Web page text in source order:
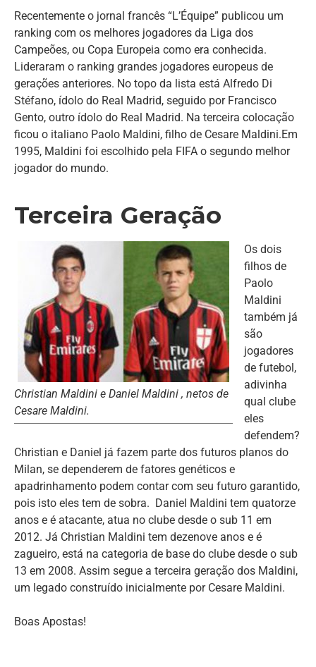
Recentemente o jornal francês “L’Équipe” publicou um
ranking com os melhores jogadores da Liga dos
Campeões, ou Copa Europeia como era conhecida.
Lideraram o ranking grandes jogadores europeus de
gerações anteriores. No topo da lista está Alfredo Di
Stéfano, ídolo do Real Madrid, seguido por Francisco
Gento, outro ídolo do Real Madrid. Na terceira colocação
ficou o italiano Paolo Maldini, filho de Cesare Maldini.Em
1995, Maldini foi escolhido pela FIFA o segundo melhor
jogador do mundo.
Terceira Geração
Christian Maldini e Daniel Maldini , netos de
Cesare Maldini.
Os dois
filhos de
Paolo
Maldini
também já
são
jogadores
de futebol,
adivinha
qual clube
eles
defendem?
Christian e Daniel já fazem parte dos futuros planos do
Milan, se dependerem de fatores genéticos e
apadrinhamento podem contar com seu futuro garantido,
pois isto eles tem de sobra. Daniel Maldini tem quatorze
anos e é atacante, atua no clube desde o sub 11 em
2012. Já Christian Maldini tem dezenove anos e é
zagueiro, está na categoria de base do clube desde o sub
13 em 2008. Assim segue a terceira geração dos Maldini,
um legado construído inicialmente por Cesare Maldini.
Boas Apostas!